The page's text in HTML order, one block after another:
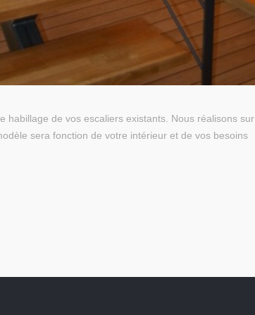
habillage de vos escaliers existants. Nous réalisons sur
sera fonction de votre intérieur et de vos besoins